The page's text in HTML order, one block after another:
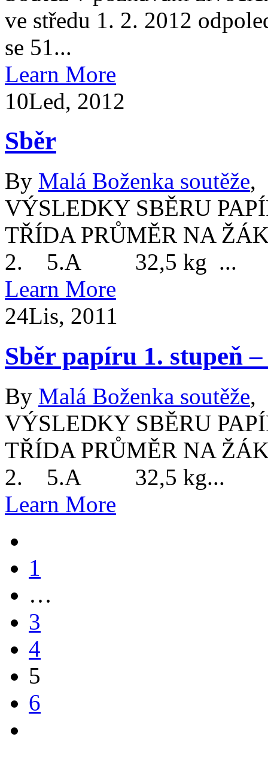
ve středu 1. 2. 2012
se 51...
Learn More
10Led, 2012
Sběr
By Malá Boženka soutěže,
VÝSLEDKY SBĚRU
TŘÍDA PRŮMĚR
2. 5.A 32,5 kg ...
Learn More
24Lis, 2011
Sběr papíru 1. stupeň
By Malá Boženka soutěže,
VÝSLEDKY SBĚRU
TŘÍDA PRŮMĚR
2. 5.A 32,5 kg...
Learn More
1
…
3
4
5
6